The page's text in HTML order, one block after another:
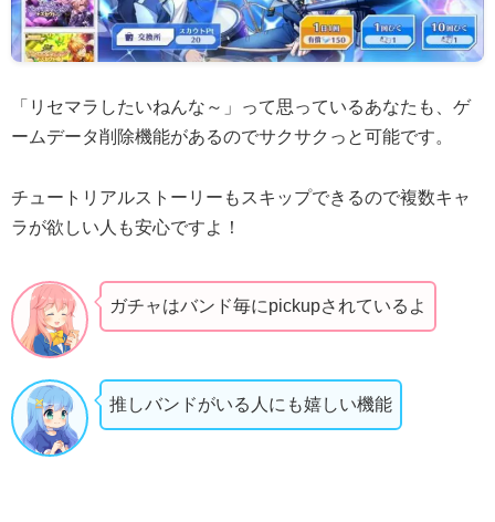
「リセマラしたいねんな～」って思っているあなたも、ゲ
ームデータ削除機能があるのでサクサクっと可能です。
チュートリアルストーリーもスキップできるので複数キャ
ラが欲しい人も安心ですよ！
ガチャはバンド毎にpickupされているよ
推しバンドがいる人にも嬉しい機能